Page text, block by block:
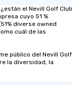
el Nevill Golf Club
cuyo 51 %
diverse owned
cuál de las
público del Nevill Golf
la diversidad, la